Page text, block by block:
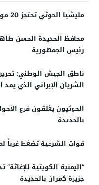
مليشيا الحوثي تحتجز 20 موظفاً تابعاً لمنظمة إغاثية فرنسية
محافظ الحديدة الحسن
رئيس الجمهورية
ناطق الجيش الوطني:
الشريان الإيراني الذي يمد
الحوثيون يغلقون فرع
بالحديدة
قوات الشرعية تضغط غرباً
جزيرة كمران بالحديدة